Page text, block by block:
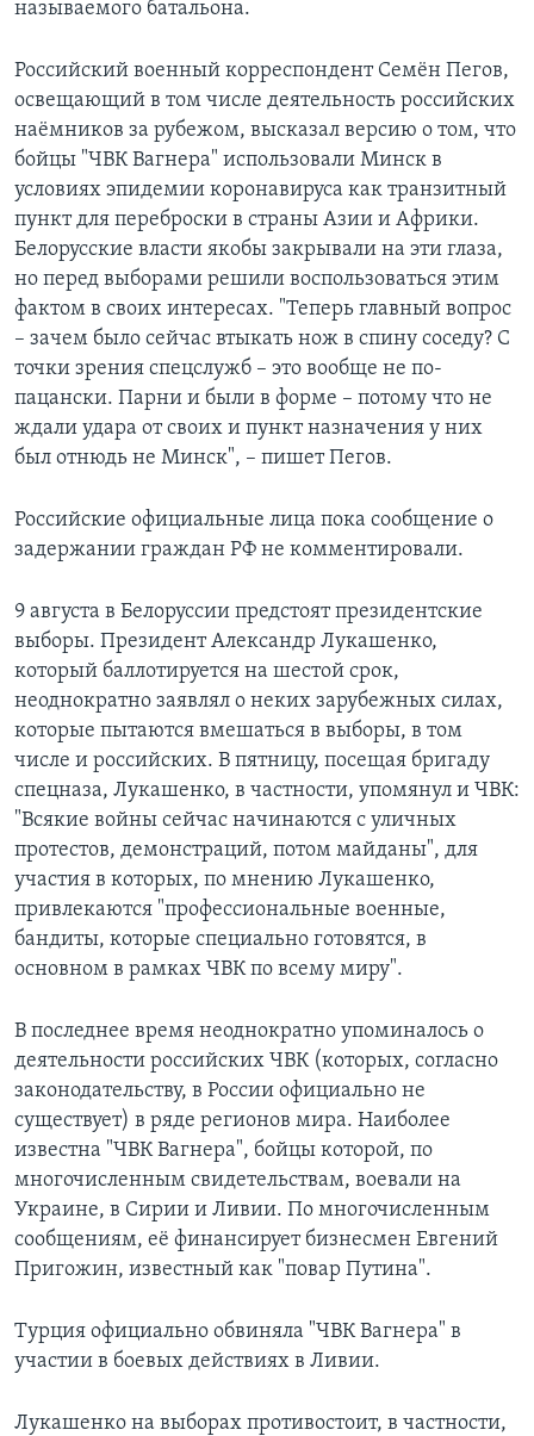
называемого батальона.
Российский военный корреспондент Семён Пегов,
освещающий в том числе деятельность российских
наёмников за рубежом, высказал версию о том, что
бойцы "ЧВК Вагнера" использовали Минск в
условиях эпидемии коронавируса как транзитный
пункт для переброски в страны Азии и Африки.
Белорусские власти якобы закрывали на эти глаза,
но перед выборами решили воспользоваться этим
фактом в своих интересах. "Теперь главный вопрос
– зачем было сейчас втыкать нож в спину соседу? С
точки зрения спецслужб – это вообще не по-
пацански. Парни и были в форме – потому что не
ждали удара от своих и пункт назначения у них
был отнюдь не Минск", – пишет Пегов.
Российские официальные лица пока сообщение о
задержании граждан РФ не комментировали.
9 августа в Белоруссии предстоят президентские
выборы. Президент Александр Лукашенко,
который баллотируется на шестой срок,
неоднократно заявлял о неких зарубежных силах,
которые пытаются вмешаться в выборы, в том
числе и российских. В пятницу, посещая бригаду
спецназа, Лукашенко, в частности, упомянул и ЧВК:
"Всякие войны сейчас начинаются с уличных
протестов, демонстраций, потом майданы", для
участия в которых, по мнению Лукашенко,
привлекаются "профессиональные военные,
бандиты, которые специально готовятся, в
основном в рамках ЧВК по всему миру".
В последнее время неоднократно упоминалось о
деятельности российских ЧВК (которых, согласно
законодательству, в России официально не
существует) в ряде регионов мира. Наиболее
известна "ЧВК Вагнера", бойцы которой, по
многочисленным свидетельствам, воевали на
Украине, в Сирии и Ливии. По многочисленным
сообщениям, её финансирует бизнесмен Евгений
Пригожин, известный как "повар Путина".
Турция официально обвиняла "ЧВК Вагнера" в
участии в боевых действиях в Ливии.
Лукашенко на выборах противостоит, в частности,